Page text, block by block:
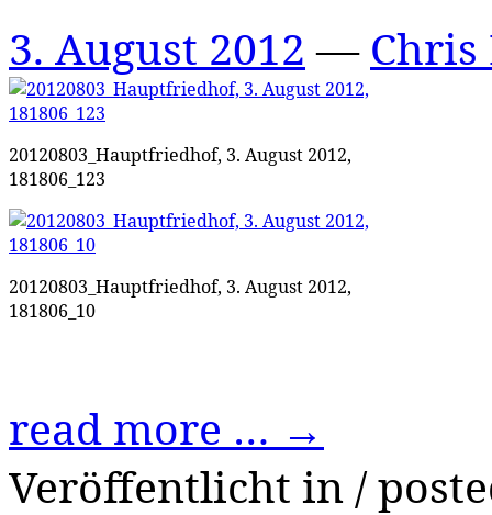
3. August 2012 — Chris
20120803_Hauptfriedhof, 3. August 2012,
181806_123
20120803_Hauptfriedhof, 3. August 2012,
181806_10
read more … →
Veröffentlicht in /